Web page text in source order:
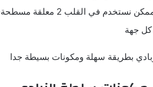
2 معلقة مسطحة( سباتولا )
كل جهة
بطريقة سهلة ومكونات بسيطة جدا